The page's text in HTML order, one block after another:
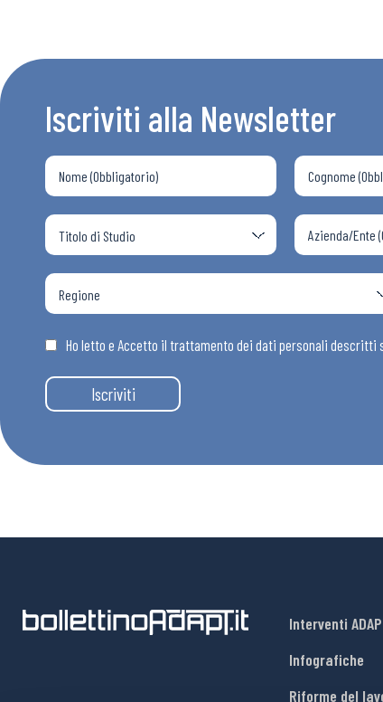
Iscriviti alla Newsletter
Ho letto e Accetto il trattamento dei dati personali descritti
Iscriviti
Interventi
Infografiche
Riforme del